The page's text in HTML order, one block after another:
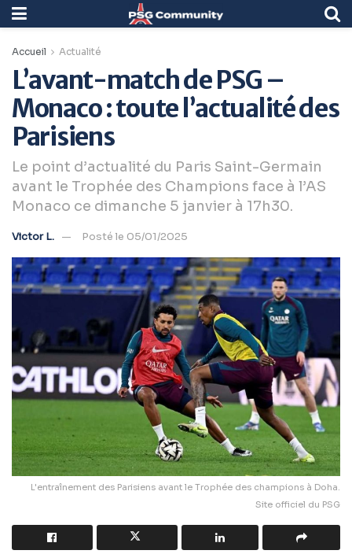
Accueil Actualité
L’avant-match de PSG –
Monaco : toute l’actualité des
Parisiens
Le point d’actualité du Paris Saint-Germain
avant le Trophée des Champions face à l’AS
Monaco ce dimanche 5 janvier à 17h30.
Victor L. Posté le 05/01/2025
L'entraînement des Parisiens avant le Trophée des champions à Doha.
Site officiel du PSG